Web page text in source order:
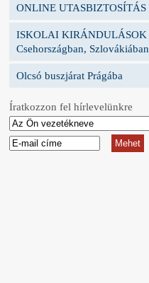
ONLINE UTASBIZTOSÍTÁS
ISKOLAI KIRÁNDULÁSOK
Csehországban, Szlovákiában
Olcsó buszjárat Prágába
Íratkozzon fel hírlevelünkre